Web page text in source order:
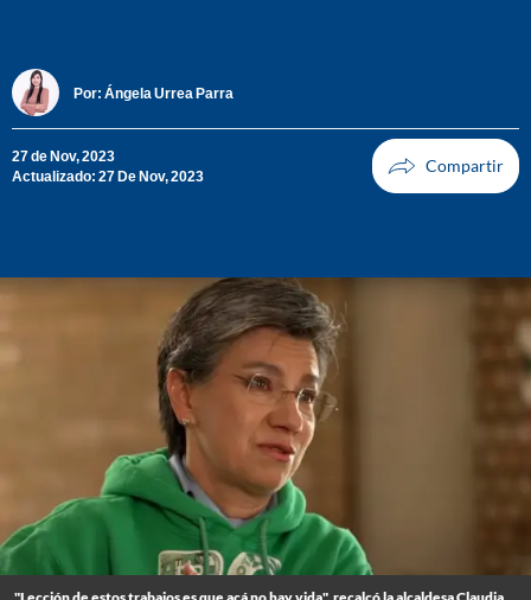
Por: Ángela Urrea Parra
27 de Nov, 2023
Actualizado: 27 De Nov, 2023